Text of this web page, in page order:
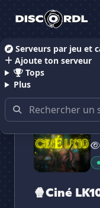
Serveurs par jeu et
Ajoute ton serveur
Tops
Plus
Accueil
🍿Ciné